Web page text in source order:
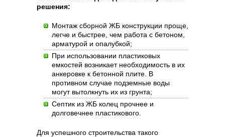
решения:
Монтаж сборной ЖБ конструкции проще,
легче и быстрее, чем работа с бетоном,
арматурой и опалубкой;
При использовании пластиковых
емкостей возникает необходимость в их
анкеровке к бетонной плите. В
противном случае подземные воды
могут вытолкнуть их из грунта;
Септик из ЖБ колец прочнее и
долговечнее пластикового.
Для успешного строительства такого